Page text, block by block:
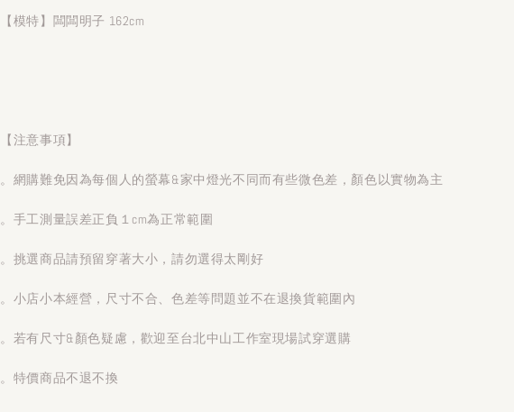
【模特】闆闆明子 162cm
【注意事項】
。網購難免因為每個人的螢幕&家中燈光不同而有些微色差，顏色以實物為主
。手工測量誤差正負１cm為正常範圍
。挑選商品請預留穿著大小，請勿選得太剛好
。小店小本經營，尺寸不合、色差等問題並不在退換貨範圍內
。若有尺寸&顏色疑慮，歡迎至台北中山工作室現場試穿選購
。特價商品不退不換